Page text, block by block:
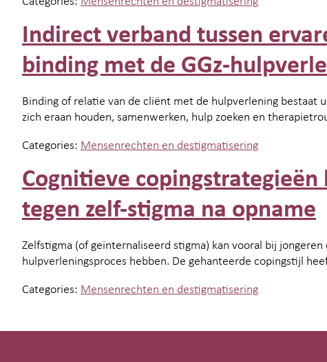
Indirect verband tussen
binding met de GGz-
Binding of relatie van de cliënt met de hulpverlening bestaat
zich eraan houden, samenwerken, hulp zoeken en
Categories: Mensenrechten en destigmatisering
Cognitieve
tegen zelf-stigma na opname
Zelfstigma (of geïnternaliseerd stigma) kan vooral bij
hulpverleningsproces hebben. De gehanteerde copingstijl
Categories: Mensenrechten en destigmatisering
footer